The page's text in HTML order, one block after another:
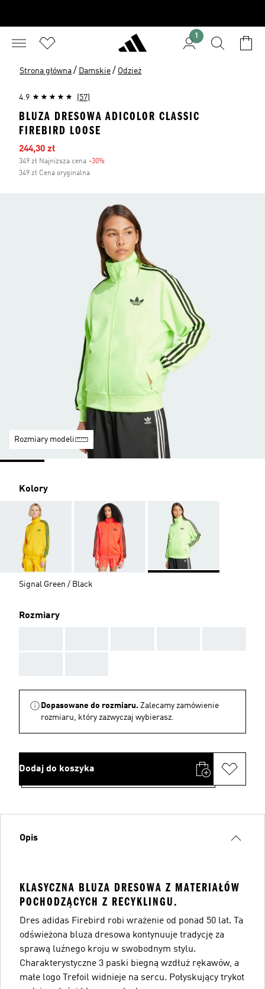
1
Strona główna / Damskie / Odzież
4.9 (57)
BLUZA DRESOWA ADICOLOR CLASSIC
FIREBIRD LOOSE
Ceny na wyprzedaży
244,30 zł
349 zł Najniższa cena -30%
349 zł Cena oryginalna
Rozmiary modeli
Kolory
Signal Green / Black
Rozmiary
Dopasowane do rozmiaru. Zalecamy zamówienie
rozmiaru, który zazwyczaj wybierasz.
Dodaj do koszyka
Opis
KLASYCZNA BLUZA DRESOWA Z MATERIAŁÓW
POCHODZĄCYCH Z RECYKLINGU.
Dres adidas Firebird robi wrażenie od ponad 50 lat. Ta
odświeżona bluza dresowa kontynuuje tradycję za
sprawą luźnego kroju w swobodnym stylu.
Charakterystyczne 3 paski biegną wzdłuż rękawów, a
małe logo Trefoil widnieje na sercu. Połyskujący trykot